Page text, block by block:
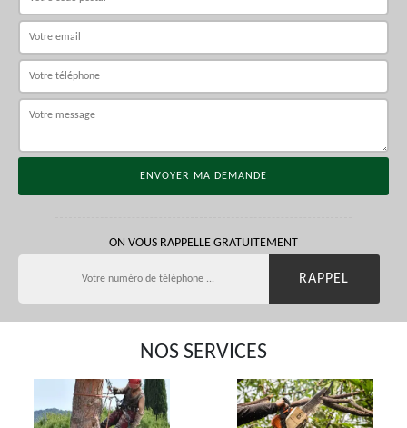
ON VOUS RAPPELLE GRATUITEMENT
NOS SERVICES